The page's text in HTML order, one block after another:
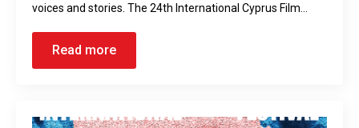
voices and stories. The 24th International Cyprus Film…
Read more